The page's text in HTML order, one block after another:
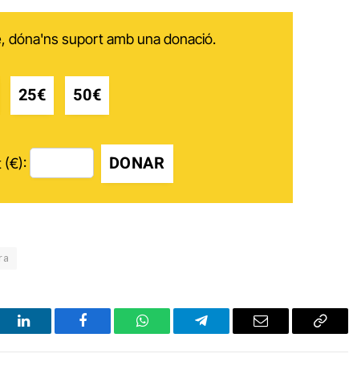
dóna'ns suport amb una donació.
25€ 50€
(€): DONAR
LinkedIn Facebook WhatsAppTelegram Email
Copy